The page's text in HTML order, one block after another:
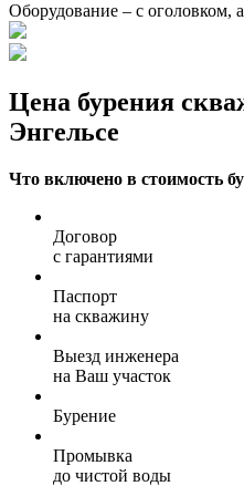
Оборудование – с оголовком,
Цена бурения
Энгельсе
Что включено в стоимость
Договор
с гарантиями
Паспорт
на скважину
Выезд инженера
на Ваш участок
Бурение
Промывка
до чистой воды